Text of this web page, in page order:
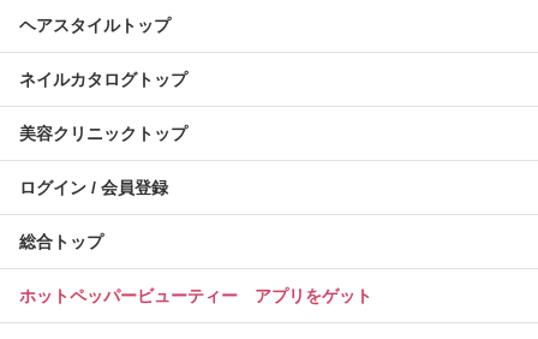
ヘアスタイルトップ
ネイルカタログトップ
美容クリニックトップ
ログイン / 会員登録
総合トップ
ホットペッパービューティー アプリをゲット